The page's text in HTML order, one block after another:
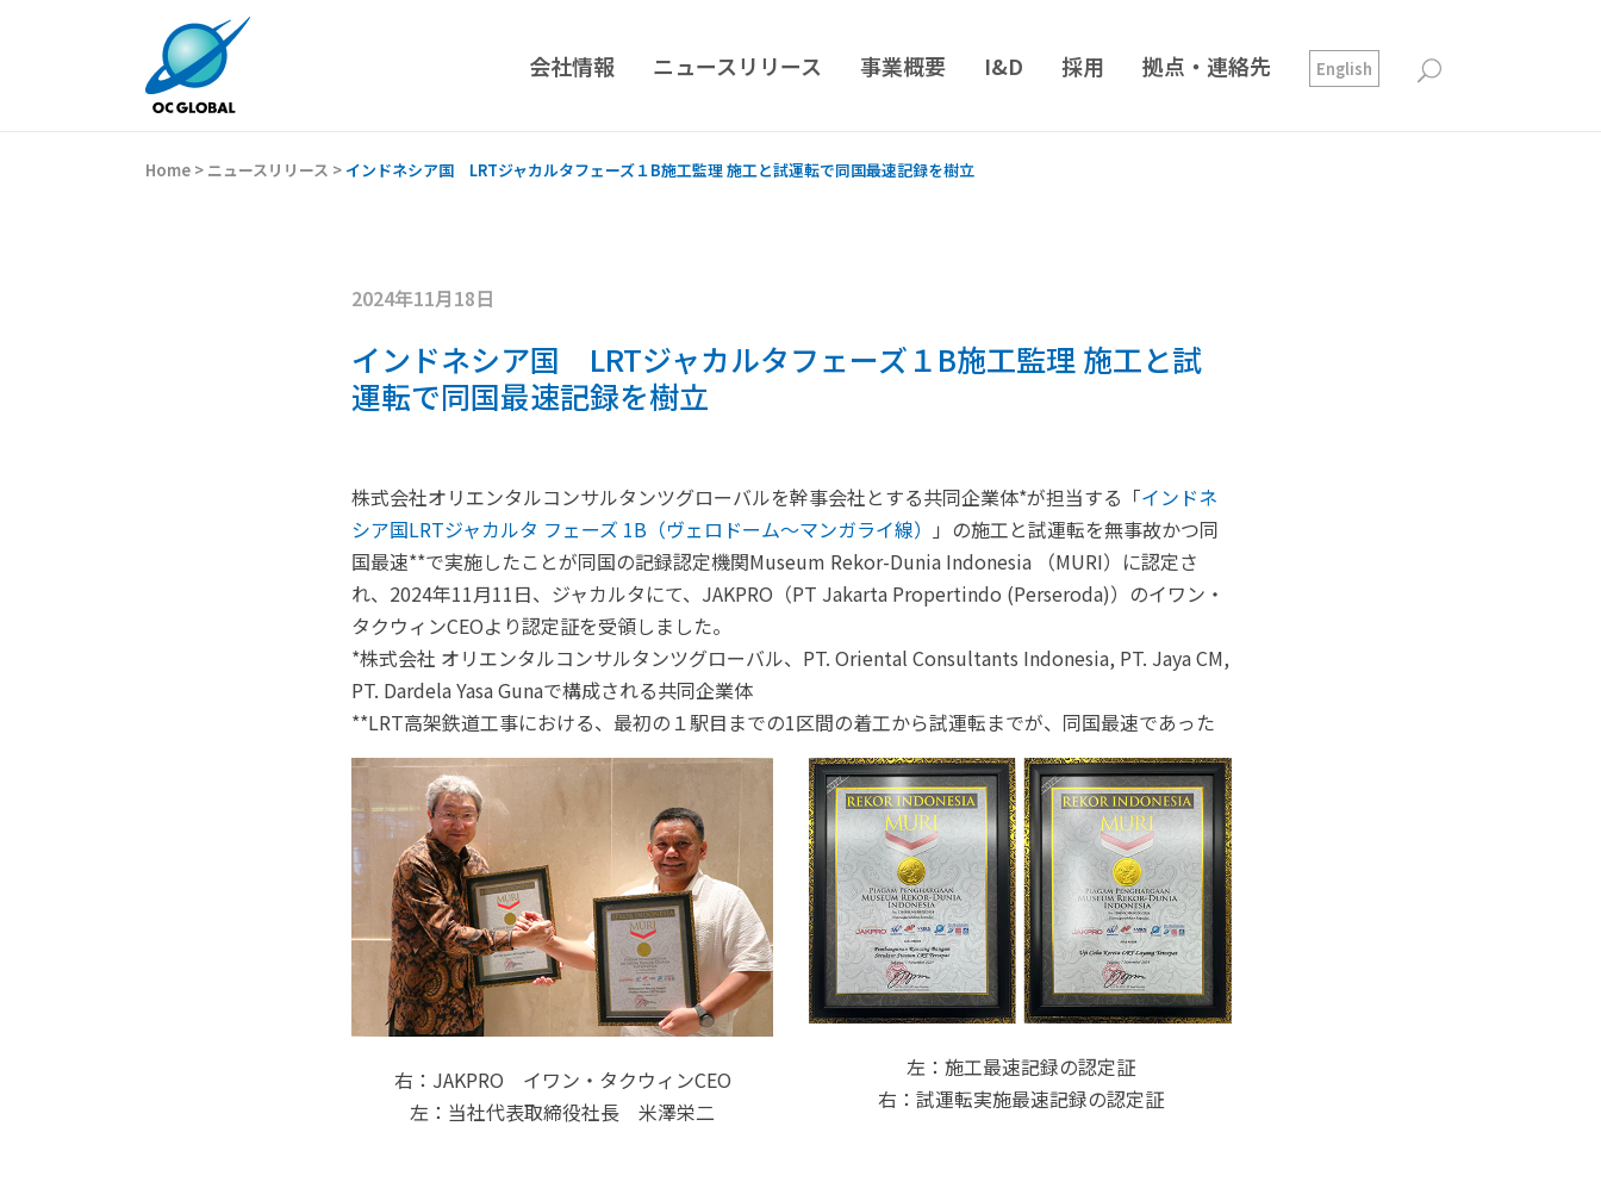
会社情報 ニュースリリース 事業概要 I&D 採用 拠点・連絡先 English
Home > ニュースリリース > インドネシア国 LRTジャカルタフェーズ１B施工監理 施工と試運転で同国最速記録を樹立
2024年11月18日
インドネシア国 LRTジャカルタフェーズ１B施工監理 施工と試
運転で同国最速記録を樹立
株式会社オリエンタルコンサルタンツグローバルを幹事会社とする共同企業体*が担当する「インドネ
シア国LRTジャカルタ フェーズ 1B（ヴェロドーム～マンガライ線）
」の施工と試運転を無事故かつ同
国最速**で実施したことが同国の記録認定機関Museum Rekor-Dunia Indonesia （MURI）に認定さ
れ、2024年11月11日、ジャカルタにて、JAKPRO（PT Jakarta Propertindo (Perseroda)）のイワン・
タクウィンCEOより認定証を受領しました。
*株式会社 オリエンタルコンサルタンツグローバル、PT. Oriental Consultants Indonesia, PT. Jaya CM,
PT. Dardela Yasa Gunaで構成される共同企業体
**LRT高架鉄道工事における、最初の１駅目までの1区間の着工から試運転までが、同国最速であった
右：JAKPRO イワン・タクウィンCEO
左：当社代表取締役社長 米澤栄二
左：施工最速記録の認定証
右：試運転実施最速記録の認定証